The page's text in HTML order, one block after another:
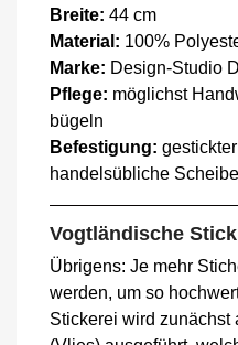
Breite: 44 cm
Material: 100%
Marke: Design-Studio
Pflege: möglichst
bügeln
Befestigung:
handelsübliche
Vogtländische
Übrigens: Je mehr
werden, um so
Stickerei wird zunächst